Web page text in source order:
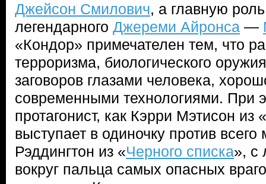
Джейсон Смилович, а главную
легендарного Джереми Айронса —
«Кондор» примечателен тем, что
терроризма, биологического
заговоров глазами человека,
современными технологиями. При
протагонист, как Кэрри Мэтисон из «
выступает в одиночку против
Рэддингтон из «Черного списка», с
вокруг пальца самых опасных